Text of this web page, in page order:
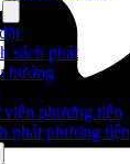
sách phát
hướng
phương tiện
phát phương tiện